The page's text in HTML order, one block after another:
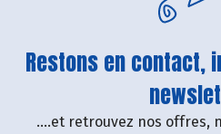
Restons en contact,
....et retrouvez nos offres,